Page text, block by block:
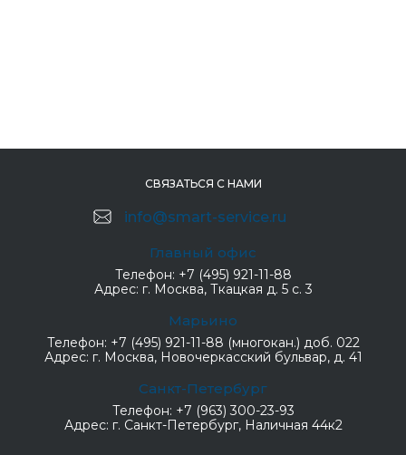
СВЯЗАТЬСЯ С НАМИ
info@smart-service.ru
Главный офис
Телефон: +7 (495) 921-11-88
Адрес: г. Москва, Ткацкая д. 5 с. 3
Марьино
Телефон: +7 (495) 921-11-88 (многокан.) доб. 022
Адрес: г. Москва, Новочеркасский бульвар, д. 41
Санкт-Петербург
Телефон: +7 (963) 300-23-93
Адрес: г. Санкт-Петербург, Наличная 44к2